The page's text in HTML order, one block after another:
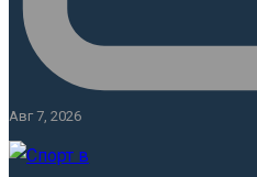
Авг 7, 2026